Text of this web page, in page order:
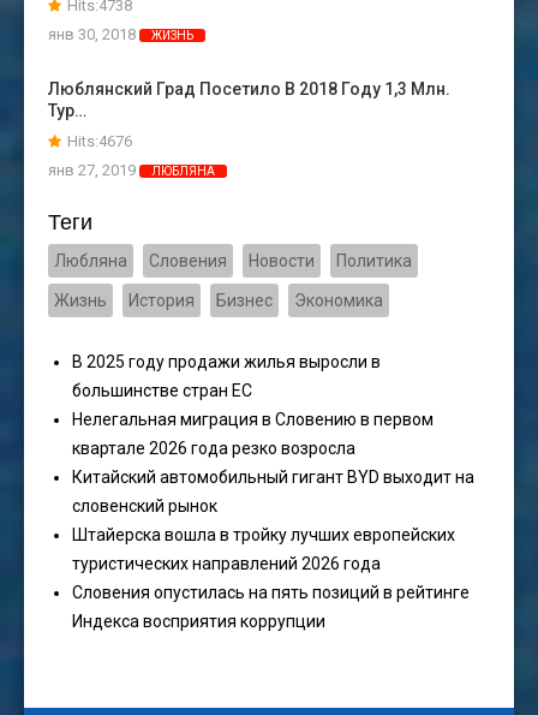
Hits:4738
янв 30, 2018
ЖИЗНЬ
Люблянский Град Посетило В 2018 Году 1,3 Млн.
Тур…
Hits:4676
янв 27, 2019
ЛЮБЛЯНА
Теги
Любляна Словения Новости Политика
Жизнь История Бизнес Экономика
В 2025 году продажи жилья выросли в
большинстве стран ЕС
Нелегальная миграция в Словению в первом
квартале 2026 года резко возросла
Китайский автомобильный гигант BYD выходит на
словенский рынок
Штайерска вошла в тройку лучших европейских
туристических направлений 2026 года
Словения опустилась на пять позиций в рейтинге
Индекса восприятия коррупции